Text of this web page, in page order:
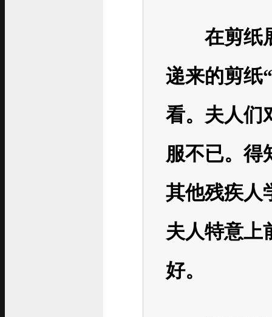
在剪纸展
递来的剪纸
看。夫人们
服不已。得
其他残疾人
夫人特意上
好。